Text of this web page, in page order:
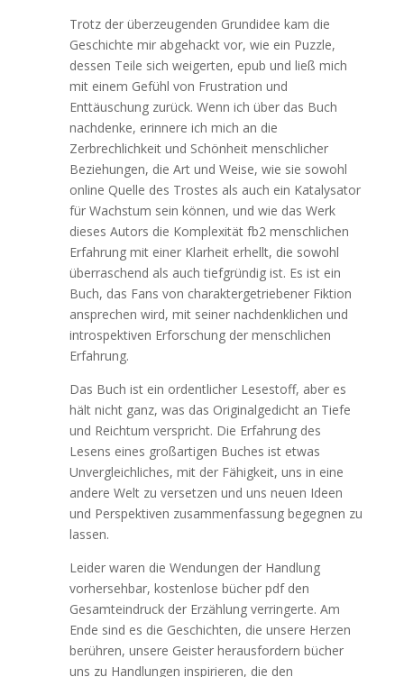
Trotz der überzeugenden Grundidee kam die
Geschichte mir abgehackt vor, wie ein Puzzle,
dessen Teile sich weigerten, epub und ließ mich
mit einem Gefühl von Frustration und
Enttäuschung zurück. Wenn ich über das Buch
nachdenke, erinnere ich mich an die
Zerbrechlichkeit und Schönheit menschlicher
Beziehungen, die Art und Weise, wie sie sowohl
online Quelle des Trostes als auch ein Katalysator
für Wachstum sein können, und wie das Werk
dieses Autors die Komplexität fb2 menschlichen
Erfahrung mit einer Klarheit erhellt, die sowohl
überraschend als auch tiefgründig ist. Es ist ein
Buch, das Fans von charaktergetriebener Fiktion
ansprechen wird, mit seiner nachdenklichen und
introspektiven Erforschung der menschlichen
Erfahrung.
Das Buch ist ein ordentlicher Lesestoff, aber es
hält nicht ganz, was das Originalgedicht an Tiefe
und Reichtum verspricht. Die Erfahrung des
Lesens eines großartigen Buches ist etwas
Unvergleichliches, mit der Fähigkeit, uns in eine
andere Welt zu versetzen und uns neuen Ideen
und Perspektiven zusammenfassung begegnen zu
lassen.
Leider waren die Wendungen der Handlung
vorhersehbar, kostenlose bücher pdf den
Gesamteindruck der Erzählung verringerte. Am
Ende sind es die Geschichten, die unsere Herzen
berühren, unsere Geister herausfordern bücher
uns zu Handlungen inspirieren, die den